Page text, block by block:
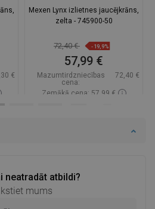
neatradāt atbildi?
mums
€
Mexen Lynx izlietnes jaucējkrāns,
zelta - 745900-50
72,40 € -19,9%
57,99 €
Mazumtirdzniecības
cena:
72,40 €
Zemākā cena: 57,99 €